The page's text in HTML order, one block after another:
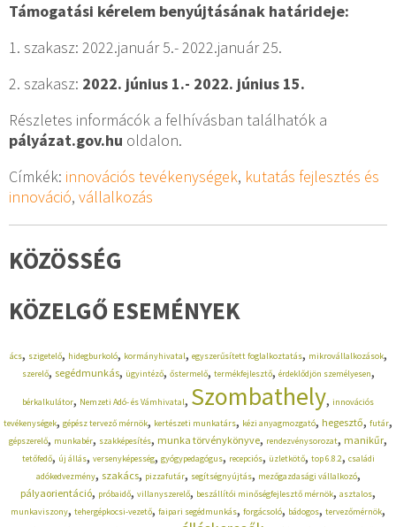
Támogatási kérelem benyújtásának határideje:
1. szakasz: 2022.január 5.- 2022.január 25.
2. szakasz: 2022. június 1.- 2022. június 15.
Részletes informácók a felhívásban találhatók a
pályázat.gov.hu oldalon.
Címkék: innovációs tevékenységek, kutatás fejlesztés és
innováció, vállalkozás
KÖZÖSSÉG
KÖZELGŐ ESEMÉNYEK
ács, szigetelő, hidegburkoló, kormányhivatal, egyszerűsített foglalkoztatás, mikrovállalkozások,
szerelő, segédmunkás, ügyintéző, őstermelő, termékfejlesztő, érdeklődjön személyesen,
bérkalkulátor, Nemzeti Adó- és Vámhivatal, Szombathely, innovációs
tevékenységek, gépész tervező mérnök, kertészeti munkatárs, kézi anyagmozgató, hegesztő, futár,
gépszerelő, munkabér, szakképesítés, munka törvénykönyve, rendezvénysorozat, manikűr,
tetőfedő, új állás, versenyképesség, gyógypedagógus, recepciós, üzletkötő, top 6.8.2, családi
adókedvezmény, szakács, pizzafutár, segítségnyújtás, mezőgazdasági vállalkozó,
pályaorientáció, próbaidő, villanyszerelő, beszállítói minőségfejlesztő mérnök, asztalos,
munkaviszony, tehergépkocsi-vezető, faipari segédmunkás, forgácsoló, bádogos, tervezőmérnök,